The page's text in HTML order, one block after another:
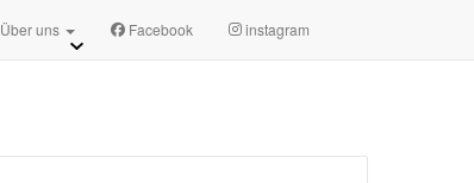
Über uns Facebook instagram